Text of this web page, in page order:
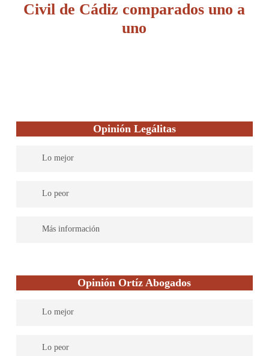
Civil de Cádiz comparados uno a
uno
Opinión Legálitas
Lo mejor
Derecho para dar una asistencia legal completa. Su servicio es
Lo peor
Más información
una manera sencilla, accesible y eficaz; utilizando tecnología
calidad, omnicanal, en tiempo real, en cualquier momento y
de consultas cada año, a través de más de 800 abogados y una
Opinión Ortíz Abogados
Lo mejor
Lo peor